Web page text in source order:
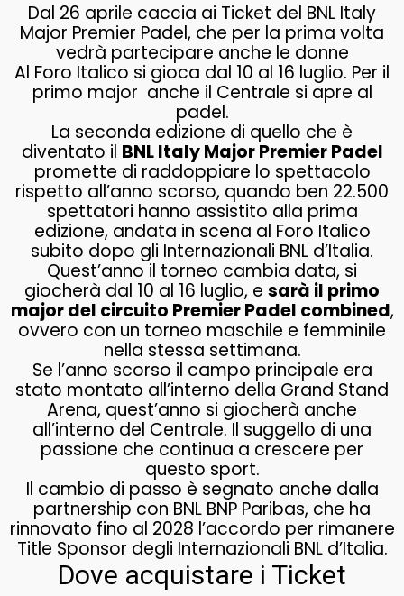
Dal 26 aprile caccia ai Ticket del BNL Italy
Major Premier Padel, che per la prima volta
vedrà partecipare anche le donne
Al Foro Italico si gioca dal 10 al 16 luglio. Per il
primo major anche il Centrale si apre al
padel.
La seconda edizione di quello che è
diventato il BNL Italy Major Premier Padel
promette di raddoppiare lo spettacolo
rispetto all’anno scorso, quando ben 22.500
spettatori hanno assistito alla prima
edizione, andata in scena al Foro Italico
subito dopo gli Internazionali BNL d’Italia.
Quest’anno il torneo cambia data, si
giocherà dal 10 al 16 luglio, e sarà il primo
major del circuito Premier Padel combined,
ovvero con un torneo maschile e femminile
nella stessa settimana.
Se l’anno scorso il campo principale era
stato montato all’interno della Grand Stand
Arena, quest’anno si giocherà anche
all’interno del Centrale. Il suggello di una
passione che continua a crescere per
questo sport.
Il cambio di passo è segnato anche dalla
partnership con BNL BNP Paribas, che ha
rinnovato fino al 2028 l’accordo per rimanere
Title Sponsor degli Internazionali BNL d’Italia.
Dove acquistare i Ticket